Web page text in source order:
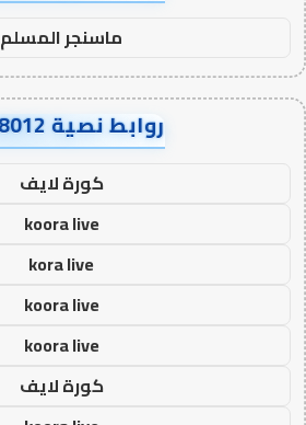
ماسنجر المسلم
روابط نصية AA18012
كورة لايف
koora live
kora live
koora live
koora live
كورة لايف